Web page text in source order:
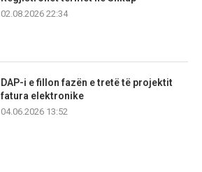
02.08.2026 22:34
DAP-i e fillon fazën e tretë të projektit
fatura elektronike
04.06.2026 13:52